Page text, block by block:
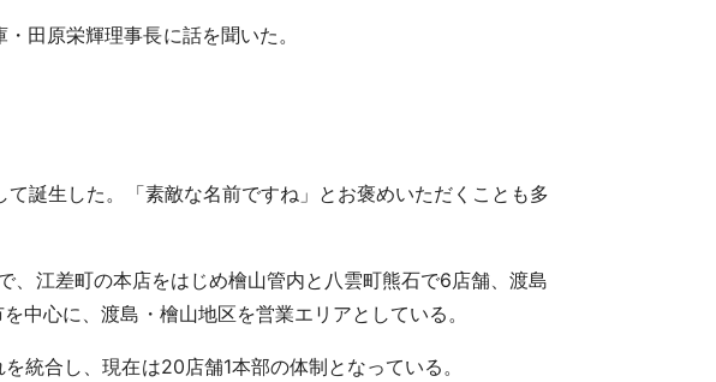
田原栄輝理事長に話を聞いた。
誕生した。「素敵な名前ですね」とお褒めいただくことも多
江差町の本店をはじめ檜山管内と八雲町熊石で6店舗、渡島
中心に、渡島・檜山地区を営業エリアとしている。
統合し、現在は20店舗1本部の体制となっている。